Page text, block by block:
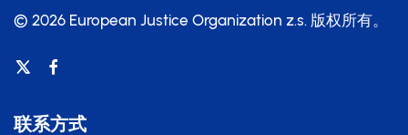
© 2026 European Justice Organization z.s. 版权所有。
联系方式